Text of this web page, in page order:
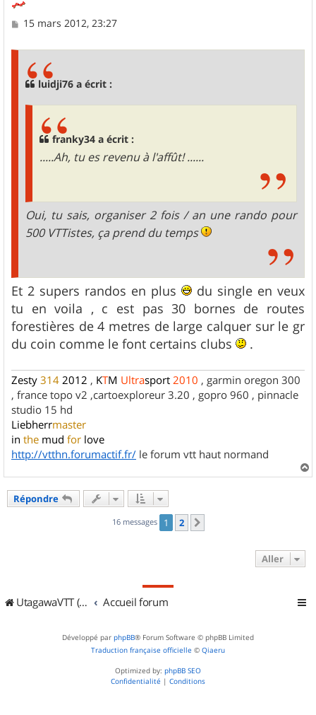
M15 mars 2012, 23:27
luidji76 a écrit :
franky34 a écrit :
.....Ah, tu es revenu à l'affût! ......
Oui, tu sais, organiser 2 fois / an une rando pour
500 VTTistes, ça prend du temps
Et 2 supers randos en plus
du single en veux
tu en voila , c est pas 30 bornes de routes
forestières de 4 metres de large calquer sur le gr
du coin comme le font certains clubs
.
Zesty 314 2012 , KTM Ultrasport 2010 , garmin oregon 300
, france topo v2 ,cartoexploreur 3.20 , gopro 960 , pinnacle
studio 15 hd
Liebherrmaster
in the mud for love
http://vtthn.forumactif.fr/ le forum vtt haut normand
a
Répondre
16 messages 1 2
Aller
UtagawaVTT (Randos VTT et VTTAE avec traces GPS) Accueil forum
Développé par phpBB® Forum Software © phpBB Limited
Traduction française officielle © Qiaeru
Optimized by: phpBB SEO
Confidentialité | Conditions